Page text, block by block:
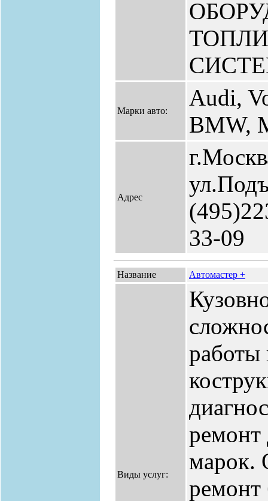
Марки авто:
Audi,
BMW,
Адрес
33-09
Название Автомастер +
Виды услуг:
работы
ремонт
марок.
ремонт